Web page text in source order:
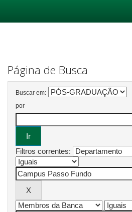
Página de Busca
Buscar em:
por
Filtros correntes: